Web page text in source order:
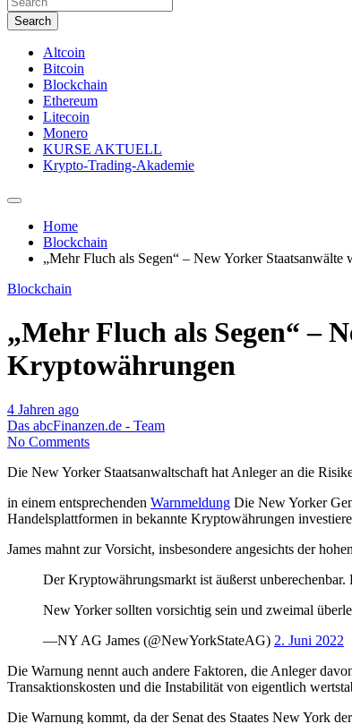
Search
Altcoin
Bitcoin
Blockchain
Ethereum
Litecoin
Monero
KURSE AKTUELL
Krypto-Trading-Akademie
Home
Blockchain
„Mehr Fluch als Segen“ – New Yorker
Blockchain
„Mehr Fluch als Segen“ –
Kryptowährungen
4 Jahren ago
Das abcFinanzen.de - Team
No Comments
Die New Yorker Staatsanwaltschaft hat Anleger an die
in einem entsprechenden Warnmeldung Die New Yorker
Handelsplattformen in bekannte Kryptowährungen
James mahnt zur Vorsicht, insbesondere angesichts der
Der Kryptowährungsmarkt ist äußerst
New Yorker sollten vorsichtig sein und zweimal
—NY AG James (@NewYorkStateAG) 2. Juni 2022
Die Warnung nennt auch andere Faktoren, die Anleger
Transaktionskosten und die Instabilität von eigentlich
Die Warnung kommt, da der Senat des Staates New York